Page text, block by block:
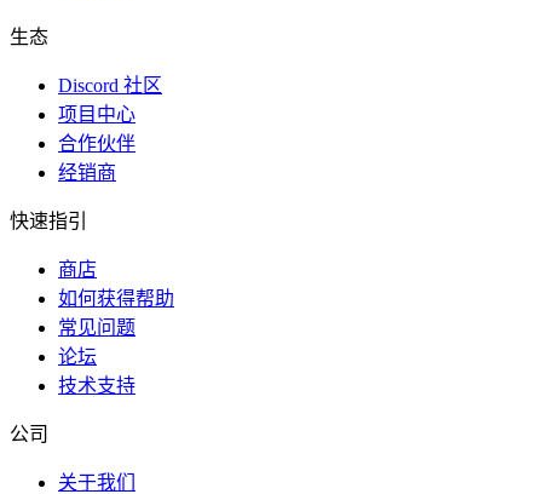
生态
Discord 社区
项目中心
合作伙伴
经销商
快速指引
商店
如何获得帮助
常见问题
论坛
技术支持
公司
关于我们